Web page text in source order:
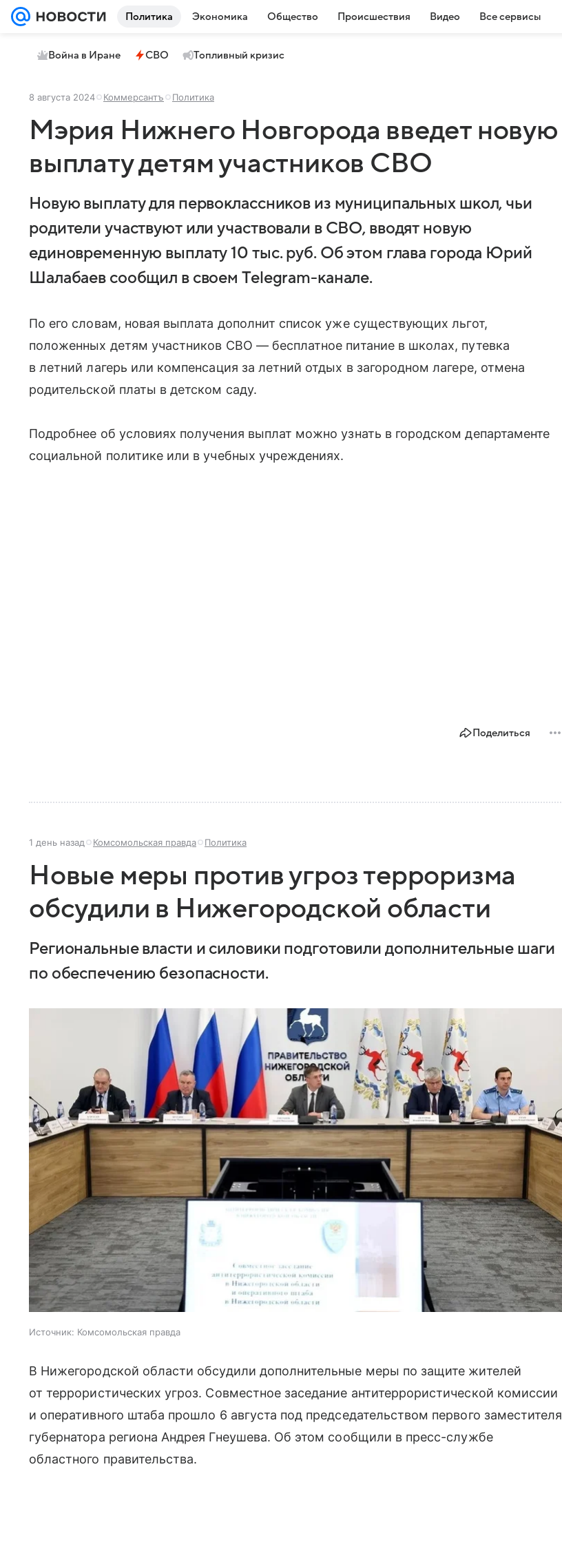
Политика Экономика Общество Происшествия Видео Все сервисы
Война в Иране СВО Топливный кризис
8 августа 2024 Коммерсантъ Политика
Мэрия Нижнего Новгорода введет новую
выплату детям участников СВО
Новую выплату для первоклассников из муниципальных школ, чьи
родители участвуют или участвовали в СВО, вводят новую
единовременную выплату 10 тыс. руб. Об этом глава города Юрий
Шалабаев сообщил в своем Telegram-канале.
По его словам, новая выплата дополнит список уже существующих льгот,
положенных детям участников СВО — бесплатное питание в школах, путевка
в летний лагерь или компенсация за летний отдых в загородном лагере, отмена
родительской платы в детском саду.
Подробнее об условиях получения выплат можно узнать в городском департаменте
социальной политике или в учебных учреждениях.
Поделиться
1 день назад Комсомольская правда Политика
Новые меры против угроз терроризма
обсудили в Нижегородской области
Региональные власти и силовики подготовили дополнительные шаги
по обеспечению безопасности.
Источник: Комсомольская правда
В Нижегородской области обсудили дополнительные меры по защите жителей
от террористических угроз. Совместное заседание антитеррористической комиссии
и оперативного штаба прошло 6 августа под председательством первого заместителя
губернатора региона Андрея Гнеушева. Об этом сообщили в пресс-службе
областного правительства.